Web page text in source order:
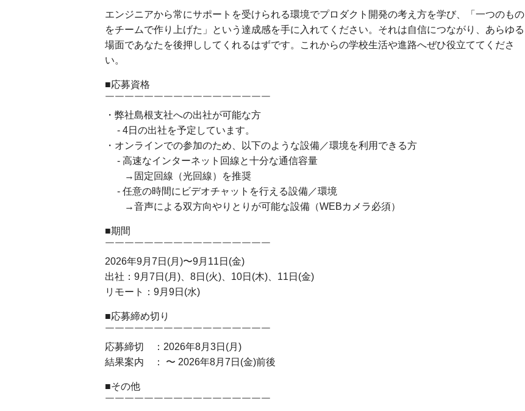
エンジニアから常にサポートを受けられる環境でプロダクト開発の考え方を学び、「一つのもの
をチームで作り上げた」という達成感を手に入れてください。それは自信につながり、あらゆる
場面であなたを後押ししてくれるはずです。これからの学校生活や進路へぜひ役立ててくださ
い。
■応募資格
￣￣￣￣￣￣￣￣￣￣￣￣￣￣￣￣￣
・弊社島根支社への出社が可能な方
- 4日の出社を予定しています。
・オンラインでの参加のため、以下のような設備／環境を利用できる方
- 高速なインターネット回線と十分な通信容量
→固定回線（光回線）を推奨
- 任意の時間にビデオチャットを行える設備／環境
→音声による双方向やりとりが可能な設備（WEBカメラ必須）
■期間
￣￣￣￣￣￣￣￣￣￣￣￣￣￣￣￣￣
2026年9月7日(月)〜9月11日(金)
出社：9月7日(月)、8日(火)、10日(木)、11日(金)
リモート：9月9日(水)
■応募締め切り
￣￣￣￣￣￣￣￣￣￣￣￣￣￣￣￣￣
応募締切 ：2026年8月3日(月)
結果案内 ： 〜 2026年8月7日(金)前後
■その他
￣￣￣￣￣￣￣￣￣￣￣￣￣￣￣￣￣